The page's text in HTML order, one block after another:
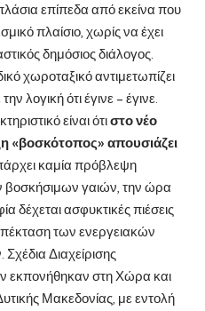
επίπεδα από εκείνα που
πλαίσιο, χωρίς να έχει
δημόσιος διάλογος.
χωροταξικό αντιμετωπίζει
λογική ότι έγινε – έγινε.
είναι ότιστο νέο
«βοσκότοπος» απουσιάζει
καμία πρόβλεψη
βοσκήσιμων γαιών, την ώρα
δέχεται ασφυκτικές πιέσεις
των ενεργειακών
Διαχείρισης
εκπονήθηκαν στη Χώρα και
Μακεδονίας, με εντολή